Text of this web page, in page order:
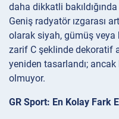
daha dikkatli
Geniş radyatör ızgarası
olarak siyah, gümüş veya
zarif C şeklinde dekoratif
yeniden tasarlandı; ancak
olmuyor.
GR Sport: En Kolay Fark